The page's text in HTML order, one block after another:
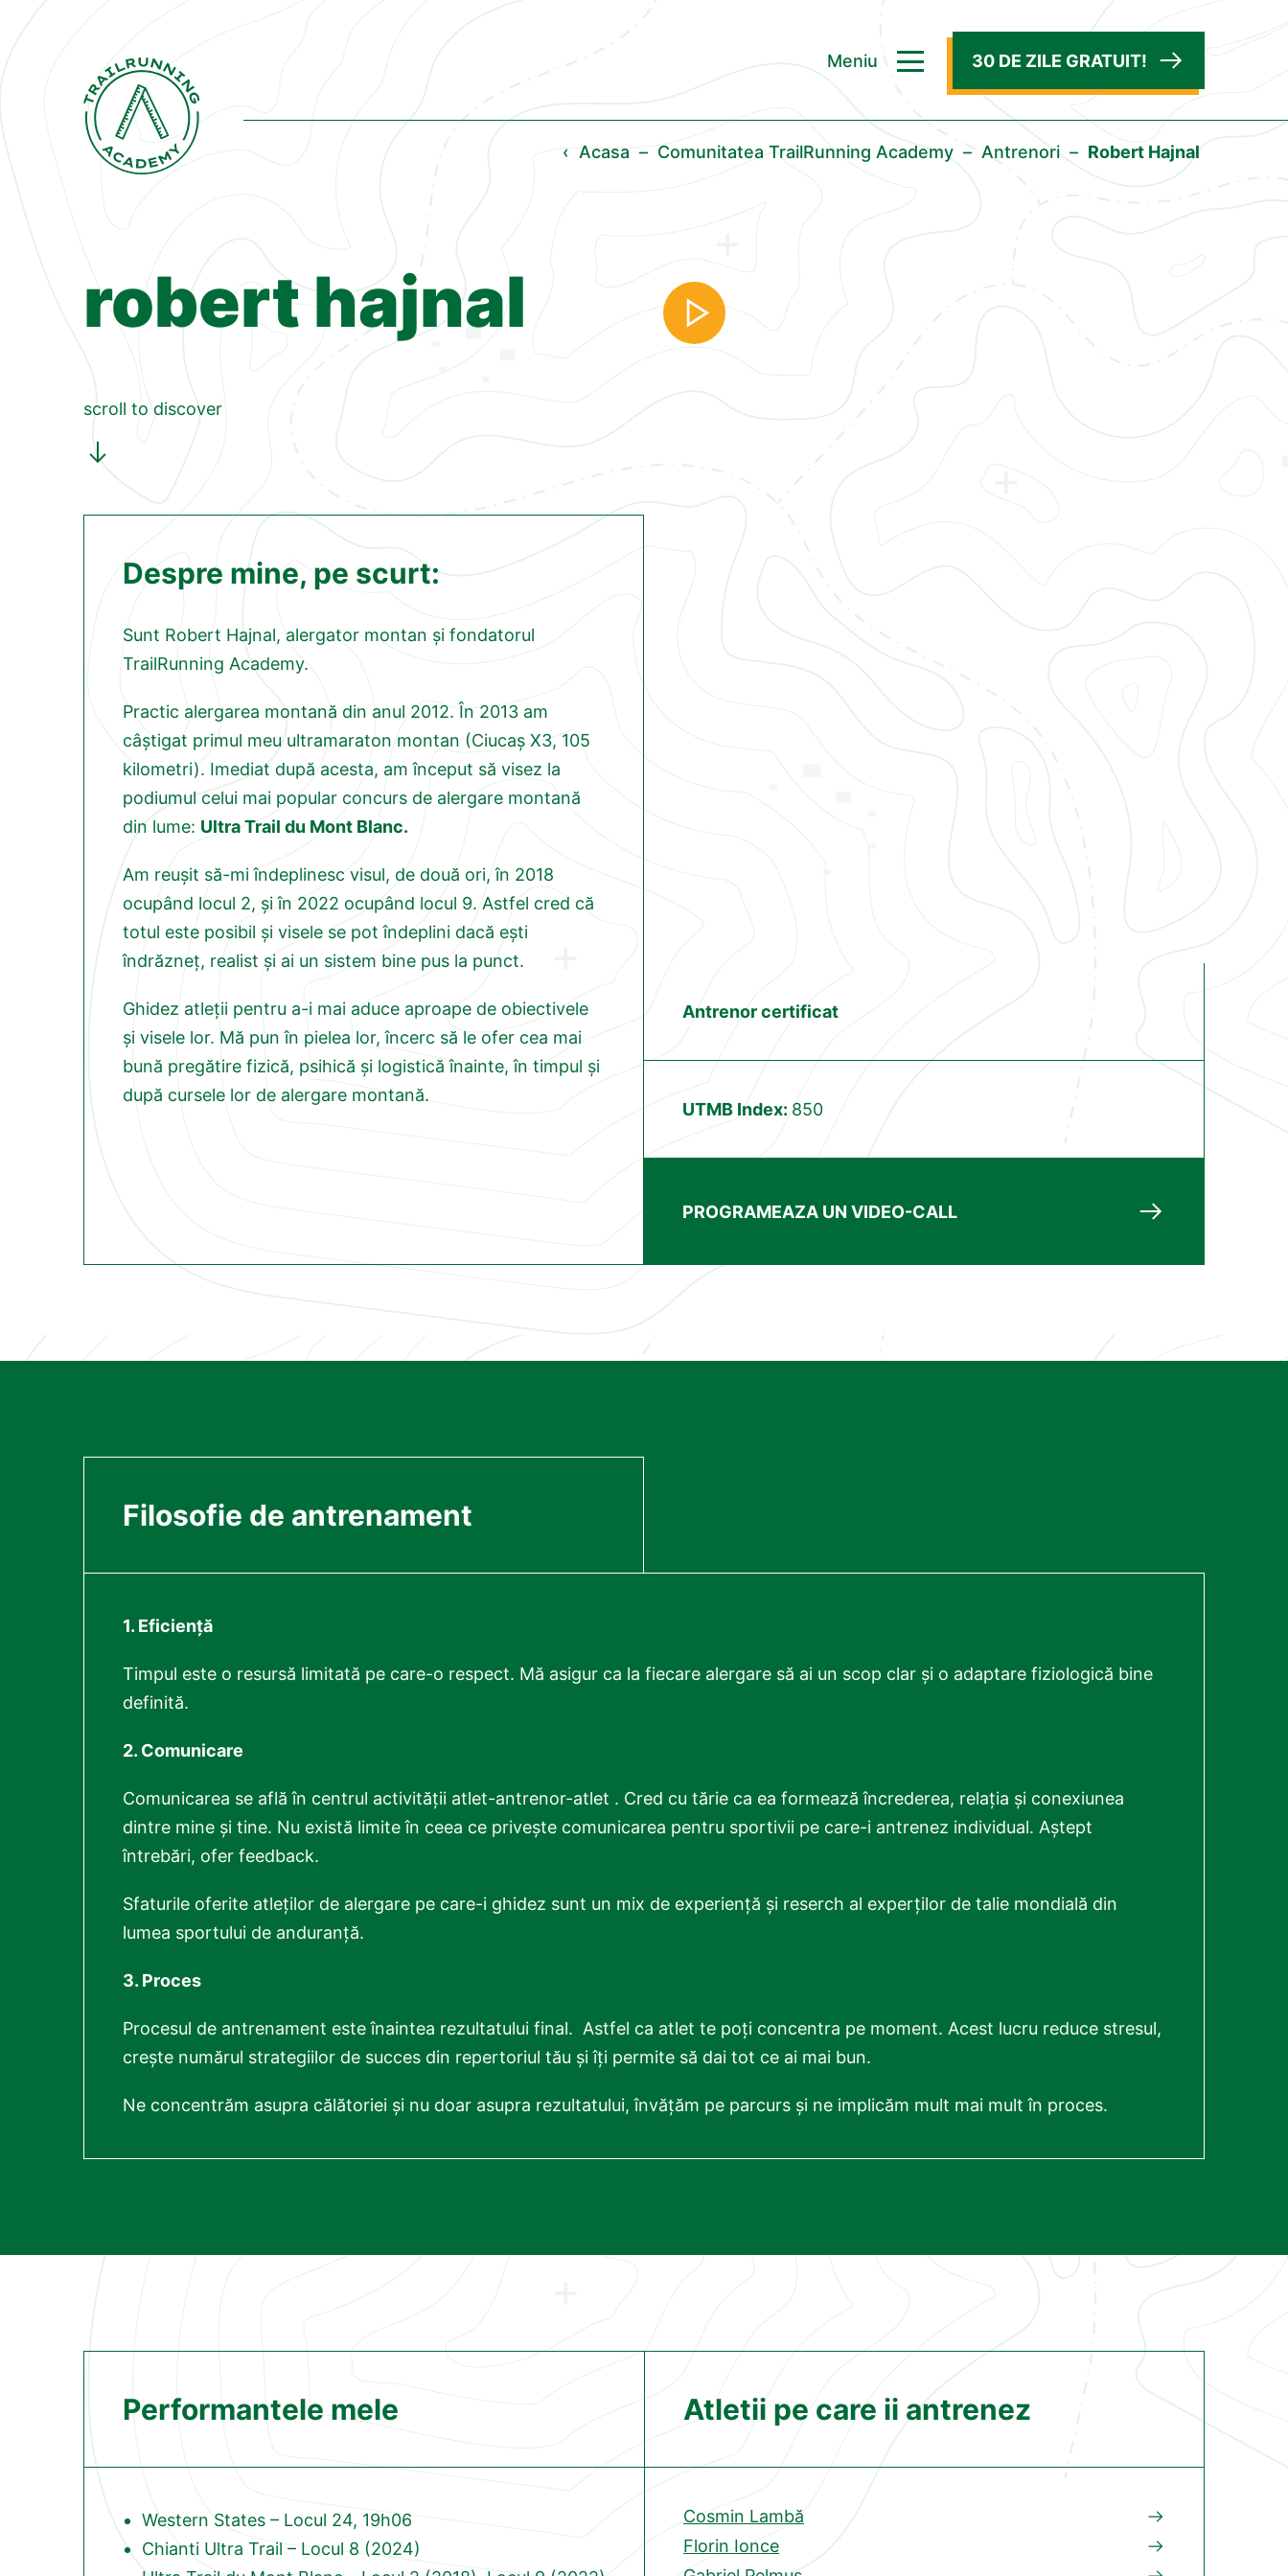
Meniu 30 DE ZILE GRATUIT!
‹ Acasa – Comunitatea TrailRunning Academy – Antrenori – Robert Hajnal
robert hajnal
scroll to discover
Despre mine, pe scurt:
Sunt Robert Hajnal, alergator montan și fondatorul
TrailRunning Academy.
Practic alergarea montană din anul 2012. În 2013 am
câștigat primul meu ultramaraton montan (Ciucaș X3, 105
kilometri). Imediat după acesta, am început să visez la
podiumul celui mai popular concurs de alergare montană
din lume: Ultra Trail du Mont Blanc.
Am reușit să-mi îndeplinesc visul, de două ori, în 2018
ocupând locul 2, și în 2022 ocupând locul 9. Astfel cred că
totul este posibil și visele se pot îndeplini dacă ești
îndrăzneț, realist și ai un sistem bine pus la punct.
Ghidez atleții pentru a-i mai aduce aproape de obiectivele
și visele lor. Mă pun în pielea lor, încerc să le ofer cea mai
bună pregătire fizică, psihică și logistică înainte, în timpul și
după cursele lor de alergare montană.
Antrenor certificat
UTMB Index:850
PROGRAMEAZA UN VIDEO-CALL
Filosofie de antrenament
1. Eficiență
Timpul este o resursă limitată pe care-o respect. Mă asigur ca la fiecare alergare să ai un scop clar și o adaptare fiziologică bine
definită.
2. Comunicare
Comunicarea se află în centrul activității atlet-antrenor-atlet . Cred cu tărie ca ea formează încrederea, relația și conexiunea
dintre mine și tine. Nu există limite în ceea ce privește comunicarea pentru sportivii pe care-i antrenez individual. Aștept
întrebări, ofer feedback.
Sfaturile oferite atleților de alergare pe care-i ghidez sunt un mix de experiență și reserch al experților de talie mondială din
lumea sportului de anduranță.
3. Proces
Procesul de antrenament este înaintea rezultatului final. Astfel ca atlet te poți concentra pe moment. Acest lucru reduce stresul,
crește numărul strategiilor de succes din repertoriul tău și îți permite să dai tot ce ai mai bun.
Ne concentrăm asupra călătoriei și nu doar asupra rezultatului, învățăm pe parcurs și ne implicăm mult mai mult în proces.
Performantele mele
Western States – Locul 24, 19h06
Chianti Ultra Trail – Locul 8 (2024)
Atletii pe care ii antrenez
Cosmin Lambă
Florin Ionce